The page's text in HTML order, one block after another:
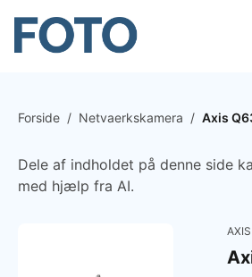
Forside / Netvaerkskamera / Axis
Dele af indholdet på denne side
med hjælp fra AI.
AXIS